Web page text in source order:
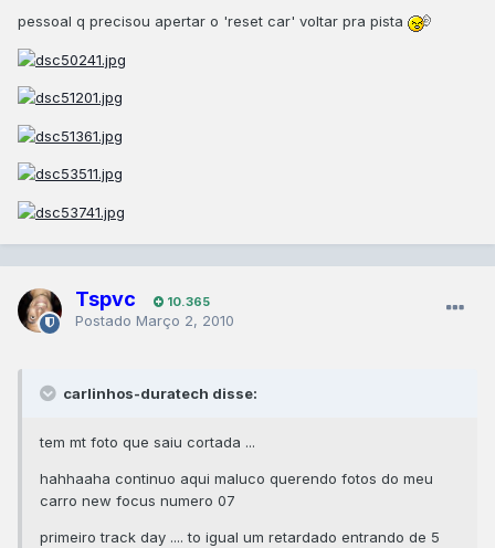
pessoal q precisou apertar o 'reset car' voltar pra pista
Tspvc 10.365
Postado Março 2, 2010
carlinhos-duratech disse:
tem mt foto que saiu cortada ...
hahhaaha continuo aqui maluco querendo fotos do meu
carro new focus numero 07
primeiro track day .... to igual um retardado entrando de 5